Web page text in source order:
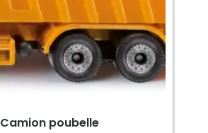
Camion poubelle